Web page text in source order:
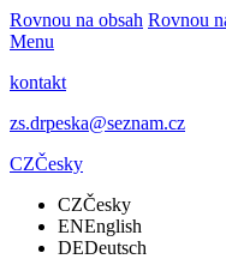
Rovnou na obsah Rovnou
Menu
kontakt
zs.drpeska@seznam.cz
CZČesky
CZČesky
ENEnglish
DEDeutsch